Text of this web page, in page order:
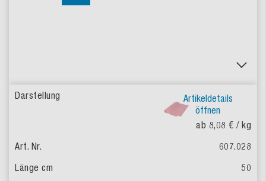
Artikeldetails
öffnen
ab 8,08 € / kg
607.028
50